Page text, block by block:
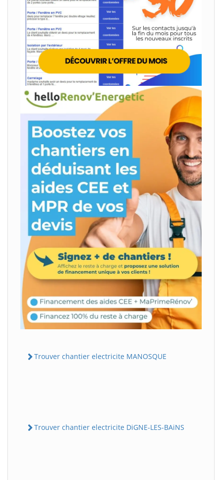
Trouver chantier electricite MANOSQUE
Trouver chantier electricite DiGNE-LES-BAiNS